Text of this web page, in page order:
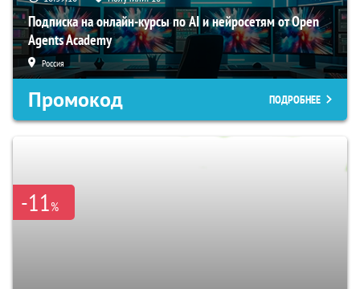
Подписка на онлайн-курсы по AI и нейросетям от Open
Agents Academy
Россия
Промокод ПОДРОБНЕЕ
-11%